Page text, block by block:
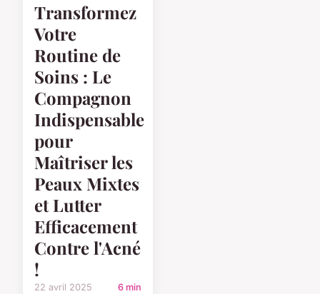
Transformez
Votre
Routine de
Soins : Le
Compagnon
Indispensable
pour
Maîtriser les
Peaux Mixtes
et Lutter
Efficacement
Contre l'Acné
!
22 avril 2025 6 min